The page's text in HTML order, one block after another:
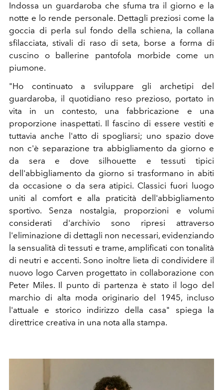
Indossa un guardaroba che sfuma tra il giorno e la
notte e lo rende personale. Dettagli preziosi come la
goccia di perla sul fondo della schiena, la collana
sfilacciata, stivali di raso di seta, borse a forma di
cuscino o ballerine pantofola morbide come un
piumone.
"Ho continuato a sviluppare gli archetipi del
guardaroba, il quotidiano reso prezioso, portato in
vita in un contesto, una fabbricazione e una
proporzione inaspettati. Il fascino di essere vestiti e
tuttavia anche l'atto di spogliarsi; uno spazio dove
non c'è separazione tra abbigliamento da giorno e
da sera e dove silhouette e tessuti tipici
dell'abbigliamento da giorno si trasformano in abiti
da occasione o da sera atipici. Classici fuori luogo
uniti al comfort e alla praticità dell'abbigliamento
sportivo. Senza nostalgia, proporzioni e volumi
considerati d'archivio sono ripresi attraverso
l'eliminazione di dettagli non necessari, evidenziando
la sensualità di tessuti e trame, amplificati con tonalità
di neutri e accenti. Sono inoltre lieta di condividere il
nuovo logo Carven progettato in collaborazione con
Peter Miles. Il punto di partenza è stato il logo del
marchio di alta moda originario del 1945, incluso
l'attuale e storico indirizzo della casa" spiega la
direttrice creativa in una nota alla stampa.